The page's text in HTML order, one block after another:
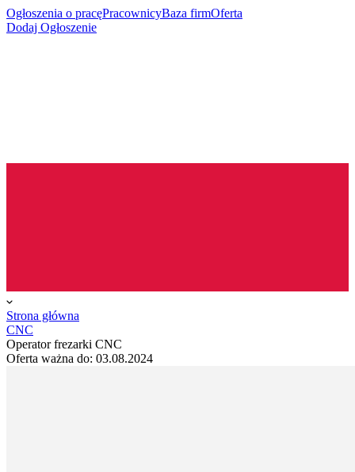
Ogłoszenia o pracęPracownicyBaza firmOferta
Dodaj Ogłoszenie
Strona główna
CNC
Operator frezarki CNC
Oferta ważna do: 03.08.2024